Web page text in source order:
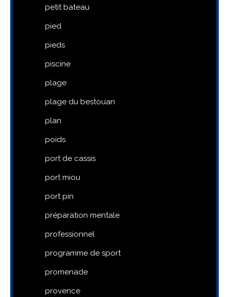
petit bateau
pied
pieds
piscine
plage
plage du bestouan
plan
poids
port de cassis
port miou
port pin
préparation mentale
professionnel
programme de sport
promenade
provence